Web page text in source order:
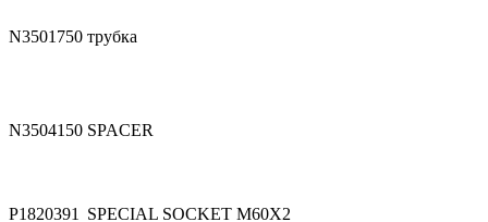
N3501750 трубка
N3504150 SPACER
P1820391 SPECIAL SOCKET M60X2